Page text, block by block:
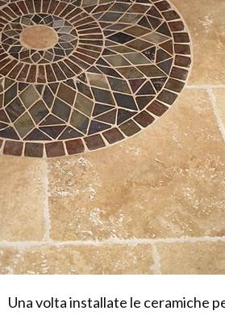
Una volta installate le ceramiche